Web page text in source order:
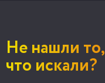
Не нашли то,
что искали?